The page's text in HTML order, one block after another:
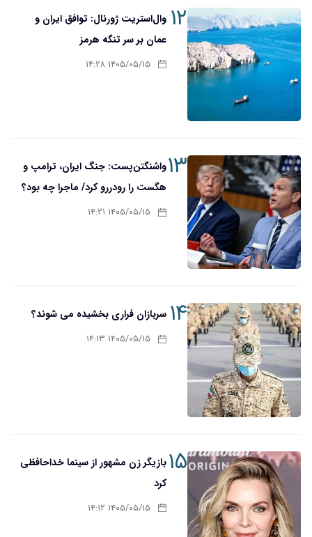
۱۲ وال‌استریت ژورنال: توافق ایران و
عمان بر سر تنگه هرمز
۱۴۰۵/۰۵/۱۵ ۱۴:۲۸
۱۳واشنگتن‌پست: جنگ ایران، ترامپ و
هگست را رودررو کرد/ ماجرا چه بود؟
۱۴۰۵/۰۵/۱۵ ۱۴:۲۱
۱۴ سربازان فراری بخشیده می شوند؟
۱۴۰۵/۰۵/۱۵ ۱۴:۱۳
۱۵بازیگر زن مشهور از سینما خداحافظی
کرد
۱۴۰۵/۰۵/۱۵ ۱۴:۱۲